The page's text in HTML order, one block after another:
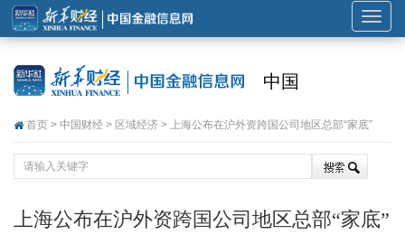
展
开
中国
首页 > 中国财经 > 区域经济 > 上海公布在沪外资跨国公司地区总部“家底”
上海公布在沪外资跨国公司地区总部“家底”